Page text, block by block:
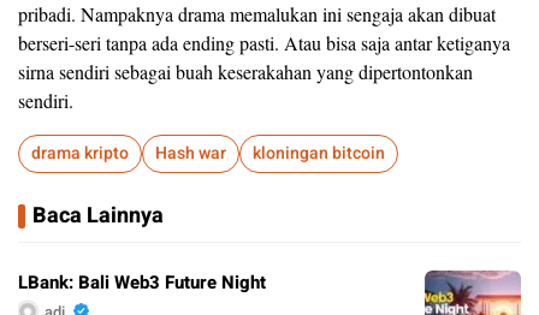
pribadi. Nampaknya drama memalukan ini sengaja akan dibuat
berseri-seri tanpa ada ending pasti. Atau bisa saja antar ketiganya
sirna sendiri sebagai buah keserakahan yang dipertontonkan
sendiri.
drama kripto Hash war kloningan bitcoin
Baca Lainnya
LBank: Bali Web3 Future Night